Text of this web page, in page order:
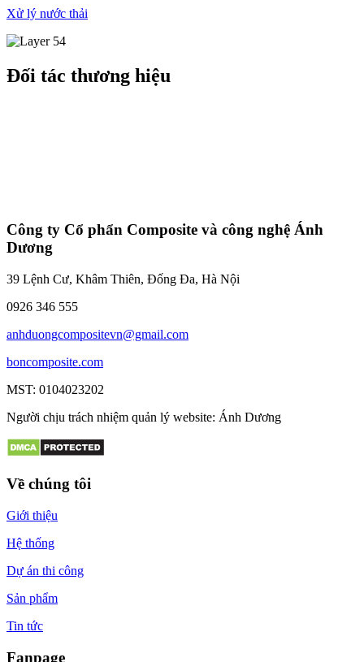
Xử lý nước thải
Đối tác thương hiệu
Công ty Cổ phẩn Composite và công nghệ Ánh
Dương
39 Lệnh Cư, Khâm Thiên, Đống Đa, Hà Nội
0926 346 555
anhduongcompositevn@gmail.com
boncomposite.com
MST: 0104023202
Người chịu trách nhiệm quản lý website: Ánh Dương
Về chúng tôi
Giới thiệu
Hệ thống
Dự án thi công
Sản phẩm
Tin tức
Fanpage